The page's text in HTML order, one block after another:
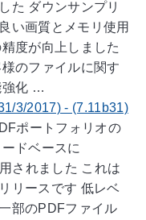
た ダウンサンプリ
い画質とメモリ使用
度が向上しました
のファイルに関す
強化 …
3/2017) - (7.11b31)
ポートフォリオの
ドベースに
されました これは
リースです 低レベ
部のPDFファイル